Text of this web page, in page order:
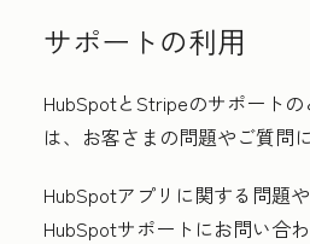
サポートの利用
HubSpotとStripeのサポート
は、お客さまの問題やご質問
HubSpotアプリに関する問題
HubSpotサポートにお問い合